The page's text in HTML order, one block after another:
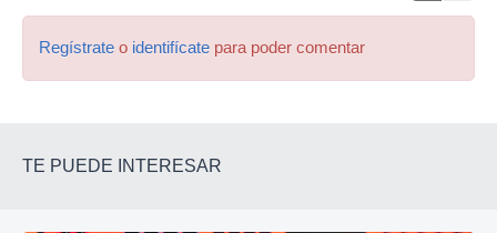
Regístrate o identifícate para poder comentar
TE PUEDE INTERESAR